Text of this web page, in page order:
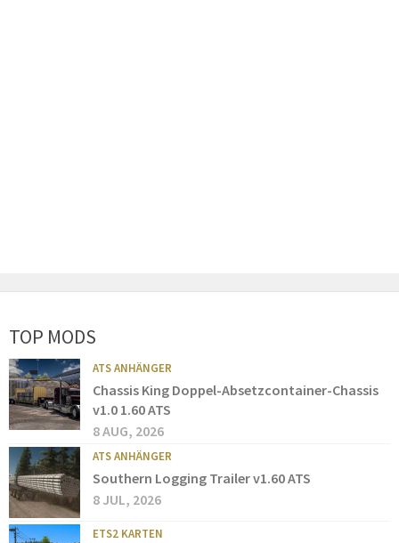
TOP MODS
ATS ANHÄNGER
Chassis King Doppel-Absetzcontainer-Chassis
v1.0 1.60 ATS
8 AUG, 2026
ATS ANHÄNGER
Southern Logging Trailer v1.60 ATS
8 JUL, 2026
ETS2 KARTEN